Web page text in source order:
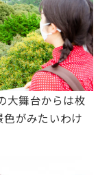
大舞台からは枚
がみたいわけ